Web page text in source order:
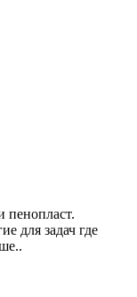
для задач где